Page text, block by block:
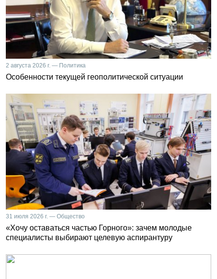
2 августа 2026 г. — Политика
Особенности текущей геополитической ситуации
31 июля 2026 г. — Общество
«Хочу оставаться частью Горного»: зачем молодые
специалисты выбирают целевую аспирантуру